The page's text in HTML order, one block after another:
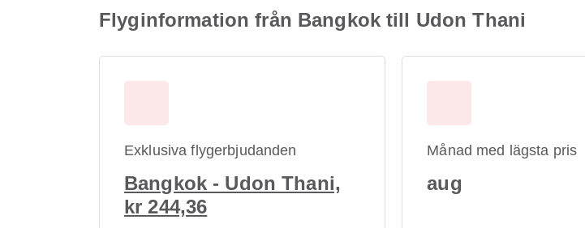
Flyginformation från Bangkok till Udon Thani
Exklusiva flygerbjudanden
Bangkok - Udon Thani,
kr 244,36
Månad med lägsta pris
aug